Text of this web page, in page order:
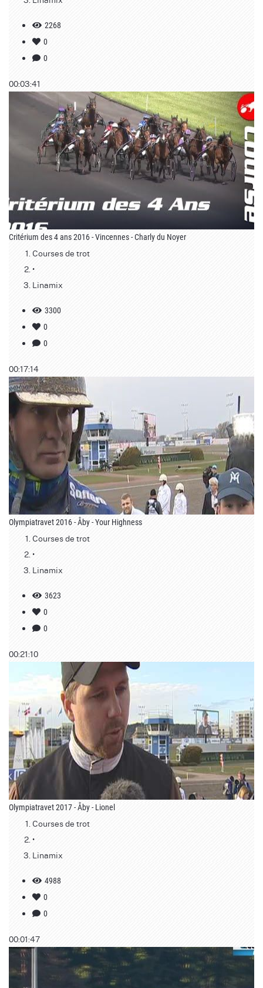
2268
0
0
00:03:41
Critérium des 4 ans 2016 - Vincennes - Charly du Noyer
Courses de trot
•
Linamix
3300
0
0
00:17:14
Olympiatravet 2016 - Åby - Your Highness
Courses de trot
•
Linamix
3623
0
0
00:21:10
Olympiatravet 2017 - Åby - Lionel
Courses de trot
•
Linamix
4988
0
0
00:01:47